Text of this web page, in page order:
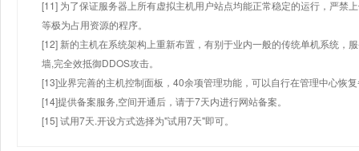
[11] 为了保证服务器上所有虚拟主机用户站点均能正常稳定的运行，严禁
等极为占用资源的程序。
[12] 新的主机在系统架构上重新布置，有别于业内一般的传统单机系统，
墙,完全效抵御DDOS攻击。
[13]业界完善的主机控制面板，40余项管理功能，可以自行在管理中心恢
[14]提供备案服务,空间开通后，请于7天内进行网站备案。
[15] 试用7天.开设方式选择为"试用7天"即可。